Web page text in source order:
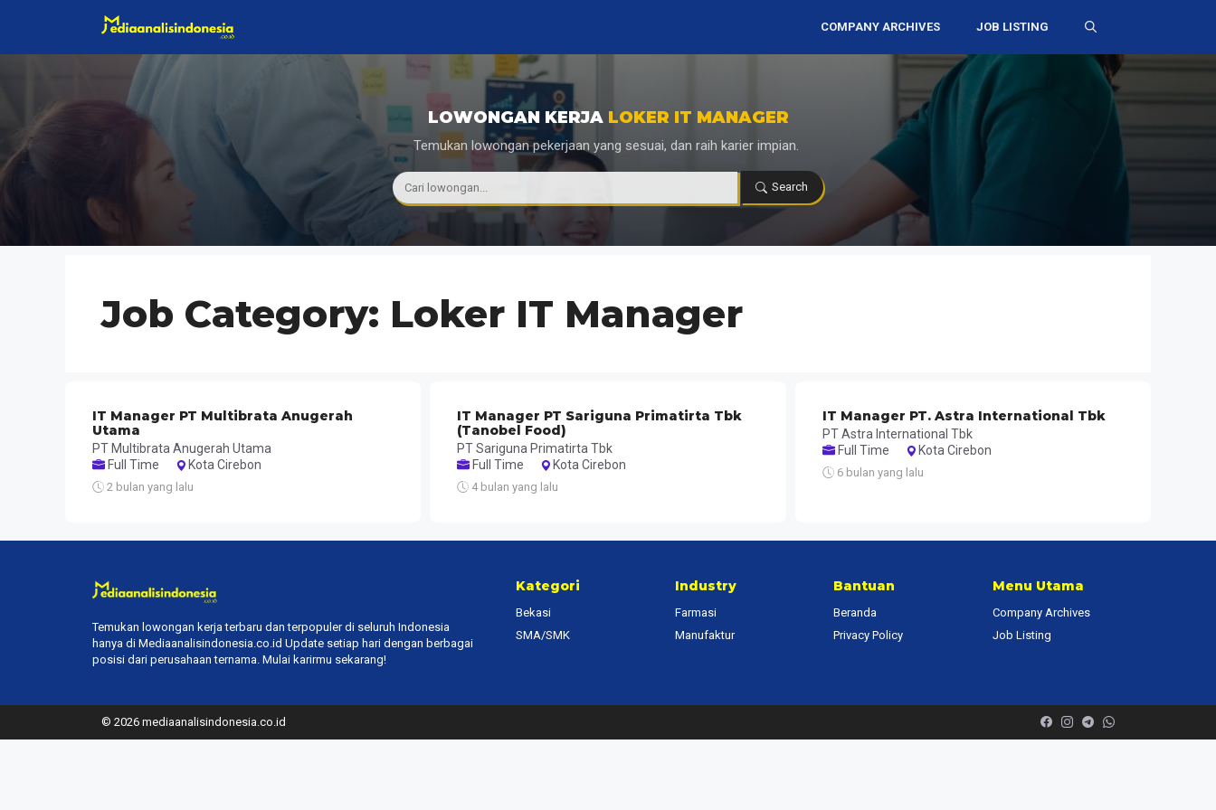
COMPANY ARCHIVES JOB LISTING
LOWONGAN KERJA LOKER IT MANAGER
Temukan lowongan pekerjaan yang sesuai, dan raih karier impian.
Search
Job Category: Loker IT Manager
IT Manager PT Multibrata Anugerah
Utama
PT Multibrata Anugerah Utama
Full Time
Kota Cirebon
2 bulan yang lalu
IT Manager PT Sariguna Primatirta Tbk
(Tanobel Food)
PT Sariguna Primatirta Tbk
Full Time
Kota Cirebon
4 bulan yang lalu
IT Manager PT. Astra International Tbk
PT Astra International Tbk
Full Time
Kota Cirebon
6 bulan yang lalu
Temukan lowongan kerja terbaru dan terpopuler di seluruh Indonesia
hanya di Mediaanalisindonesia.co.id Update setiap hari dengan berbagai
posisi dari perusahaan ternama. Mulai karirmu sekarang!
Kategori
Bekasi
SMA/SMK
Industry
Farmasi
Manufaktur
Bantuan
Beranda
Privacy Policy
Menu Utama
Company Archives
Job Listing
© 2026 mediaanalisindonesia.co.id